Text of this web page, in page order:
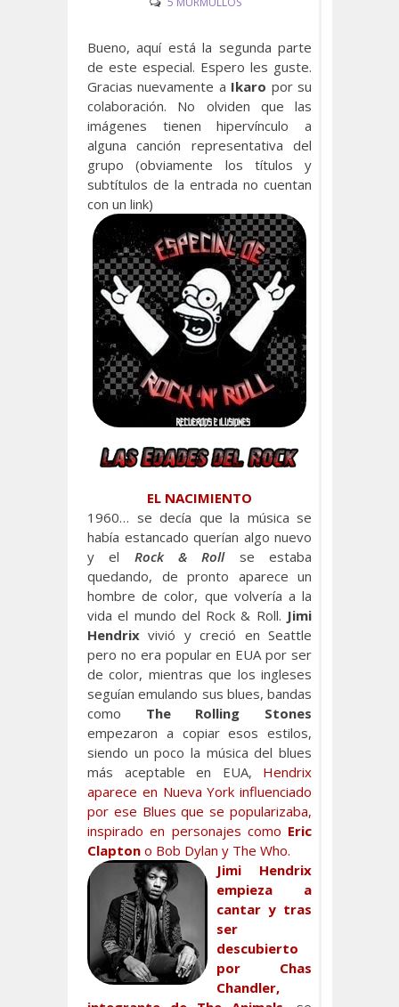
Bueno, aquí está la segunda parte
de este especial. Espero les guste.
Gracias nuevamente a Ikaro por su
colaboración. No olviden que las
imágenes tienen hipervínculo a
alguna canción representativa del
grupo (obviamente los títulos y
subtítulos de la entrada no cuentan
con un link)
EL NACIMIENTO
1960… se decía que la música se
había estancado querían algo nuevo
y el Rock & Rollse estaba
quedando, de pronto aparece un
hombre de color, que volvería a la
vida el mundo del Rock & Roll. Jimi
Hendrix vivió y creció en Seattle
pero no era popular en EUA por ser
de color, mientras que los ingleses
seguían emulando sus blues, bandas
como The Rolling Stones
empezaron a copiar esos estilos,
siendo un poco la música del blues
más aceptable en EUA, Hendrix
aparece en Nueva York influenciado
por ese Blues que se popularizaba,
inspirado en personajes como Eric
Clapton o Bob Dylan y The Who.
Jimi Hendrix
empieza a
cantar y tras
ser
descubierto
por Chas
Chandler,